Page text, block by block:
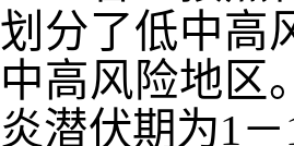
划分了低中高
中高风险地区
炎潜伏期为1